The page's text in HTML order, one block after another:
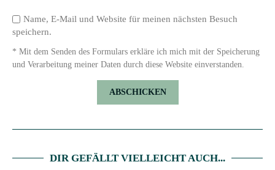
Name, E-Mail und Website für meinen nächsten Besuch
speichern.
* Mit dem Senden des Formulars erkläre ich mich mit der Speicherung
und Verarbeitung meiner Daten durch diese Website einverstanden.
DIR GEFÄLLT VIELLEICHT AUCH...